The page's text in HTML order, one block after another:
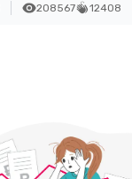
208567 12408